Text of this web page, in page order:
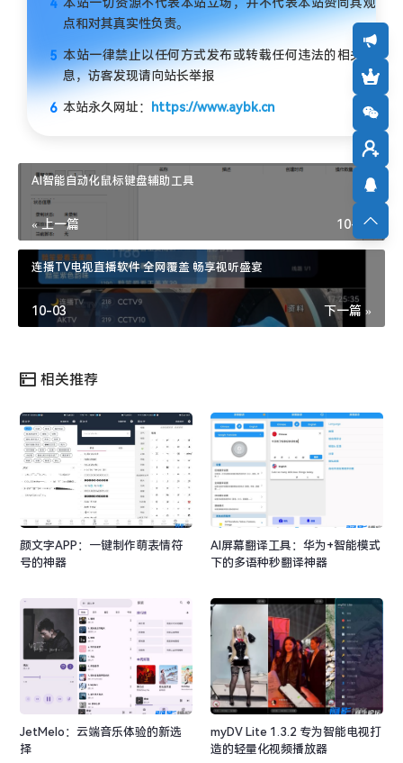
本站一切资源不代表本站立场，并不代表本站赞同其观
点和对其真实性负责。
本站一律禁止以任何方式发布或转载任何违法的相关信
息，访客发现请向站长举报
本站永久网址： https://www.aybk.cn
AI智能自动化鼠标键盘辅助工具
« 上一篇 10-03
连播TV电视直播软件 全网覆盖 畅享视听盛宴
下一篇 »
10-03
相关推荐
颜文字APP：一键制作萌表情符
号的神器
AI屏幕翻译工具：华为+智能模式
下的多语种秒翻译神器
JetMelo：云端音乐体验的新选
择
myDV Lite 1.3.2 专为智能电视打
造的轻量化视频播放器